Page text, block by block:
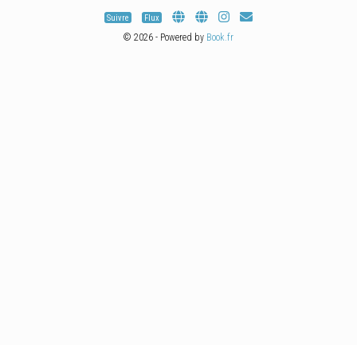
Suivre Flux
© 2026 - Powered by Book.fr